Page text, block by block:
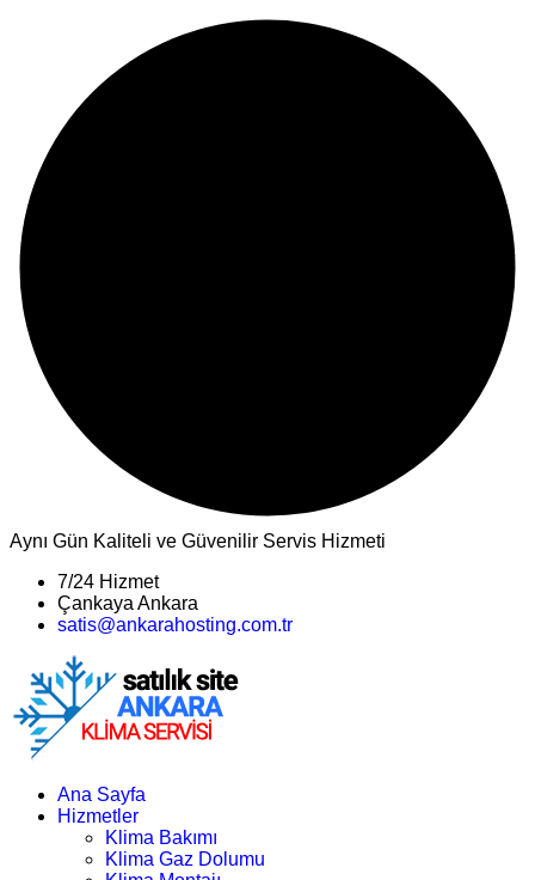
Aynı Gün Kaliteli ve Güvenilir Servis Hizmeti
7/24 Hizmet
Çankaya Ankara
satis@ankarahosting.com.tr
Ana Sayfa
Hizmetler
Klima Bakımı
Klima Gaz Dolumu